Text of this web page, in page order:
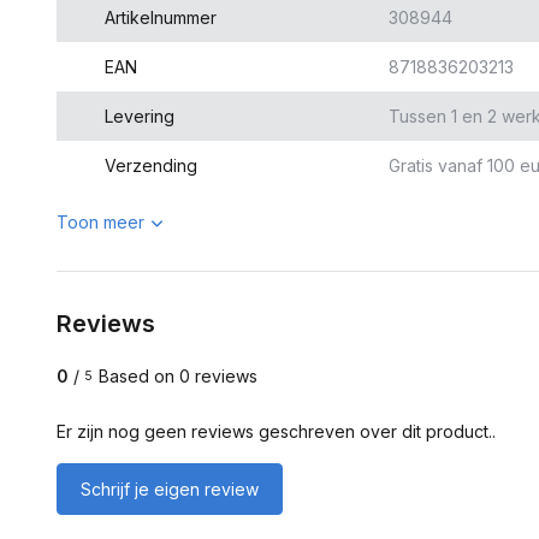
Artikelnummer 308944
EAN 8718836203213
Levering Tussen 1 en 2
Verzending Gratis vanaf 100
Toon meer
Reviews
0 / 5 Based on 0 reviews
Er zijn nog geen reviews geschreven over dit product..
Schrijf je eigen review